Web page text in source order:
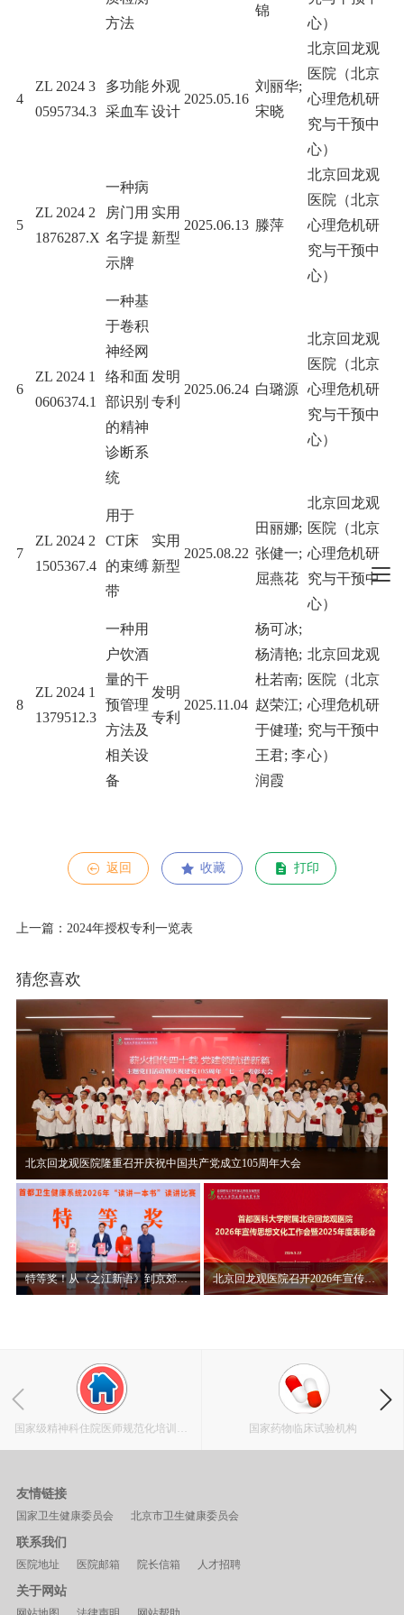
方法
锦
心）
4
ZL 2024 3
0595734.3
多功能
采血车
外观
设计
2025.05.16
刘丽华;
宋晓
北京回龙观
医院（北京
心理危机研
究与干预中
心）
5
ZL 2024 2
1876287.X
一种病
房门用
名字提
示牌
实用
新型
2025.06.13 滕萍
北京回龙观
医院（北京
心理危机研
究与干预中
心）
6
ZL 2024 1
0606374.1
一种基
于卷积
神经网
络和面
部识别
的精神
诊断系
统
发明
专利
2025.06.24 白璐源
北京回龙观
医院（北京
心理危机研
究与干预中
心）
7
ZL 2024 2
1505367.4
用于
CT床
的束缚
带
实用
新型
2025.08.22
田丽娜;
张健一;
屈燕花
北京回龙观
医院（北京
心理危机研
究与干预中
心）
8
ZL 2024 1
1379512.3
一种用
户饮酒
量的干
预管理
方法及
相关设
备
发明
专利
2025.11.04
杨可冰;
杨清艳;
杜若南;
赵荣江;
于健瑾;
王君; 李
润霞
北京回龙观
医院（北京
心理危机研
究与干预中
心）
返回 收藏 打印
上一篇：2024年授权专利一览表
猜您喜欢
北京回龙观医院隆重召开庆祝中国共产党成立105周年大会
特等奖！从《之江新语》到京郊山村，赵晨讲述“读讲一本书”背后的初心使命 北京回龙观医院召开2026年宣传思想文化工作会暨2025年度表彰大会
国家级精神科住院医师规范化培训基
国家药物临床试验机构
友情链接
国家卫生健康委员会 北京市卫生健康委员会
联系我们
医院地址 医院邮箱 院长信箱 人才招聘
关于网站